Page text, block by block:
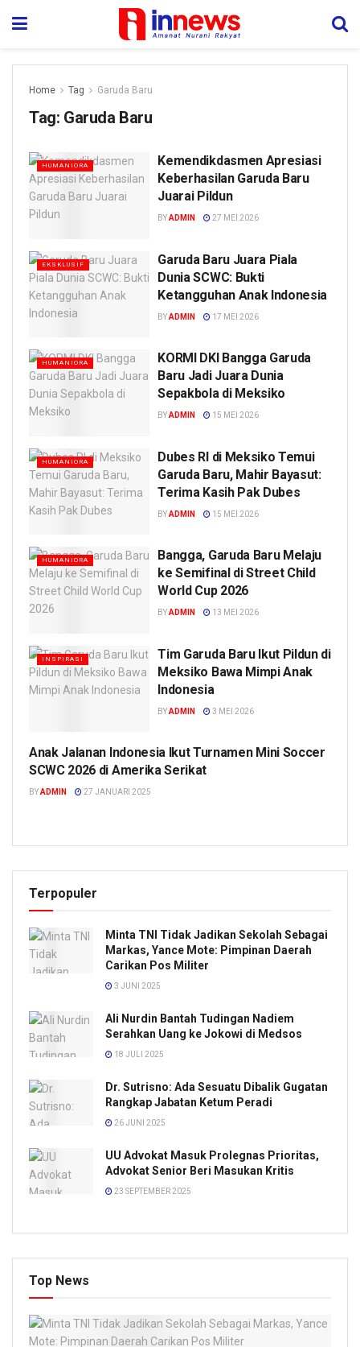
Home Tag Garuda Baru
Tag: Garuda Baru
HUMANIORA
Kemendikdasmen Apresiasi
Keberhasilan Garuda Baru
Juarai Pildun
BY ADMIN 27 MEI 2026
EKSKLUSIF
Garuda Baru Juara Piala
Dunia SCWC: Bukti
Ketangguhan Anak Indonesia
BY ADMIN 17 MEI 2026
HUMANIORA
KORMI DKI Bangga Garuda
Baru Jadi Juara Dunia
Sepakbola di Meksiko
BY ADMIN 15 MEI 2026
HUMANIORA
Dubes RI di Meksiko Temui
Garuda Baru, Mahir Bayasut:
Terima Kasih Pak Dubes
BY ADMIN 15 MEI 2026
HUMANIORA
Bangga, Garuda Baru Melaju
ke Semifinal di Street Child
World Cup 2026
BY ADMIN 13 MEI 2026
INSPIRASI
Tim Garuda Baru Ikut Pildun di
Meksiko Bawa Mimpi Anak
Indonesia
BY ADMIN 3 MEI 2026
EKSKLUSIF
Anak Jalanan Indonesia Ikut Turnamen Mini Soccer
SCWC 2026 di Amerika Serikat
BYADMIN 27 JANUARI 2025
Terpopuler
Minta TNI Tidak Jadikan Sekolah Sebagai
Markas, Yance Mote: Pimpinan Daerah
Carikan Pos Militer
3 JUNI 2025
Ali Nurdin Bantah Tudingan Nadiem
Serahkan Uang ke Jokowi di Medsos
18 JULI 2025
Dr. Sutrisno: Ada Sesuatu Dibalik Gugatan
Rangkap Jabatan Ketum Peradi
26 JUNI 2025
UU Advokat Masuk Prolegnas Prioritas,
Advokat Senior Beri Masukan Kritis
23 SEPTEMBER 2025
Top News